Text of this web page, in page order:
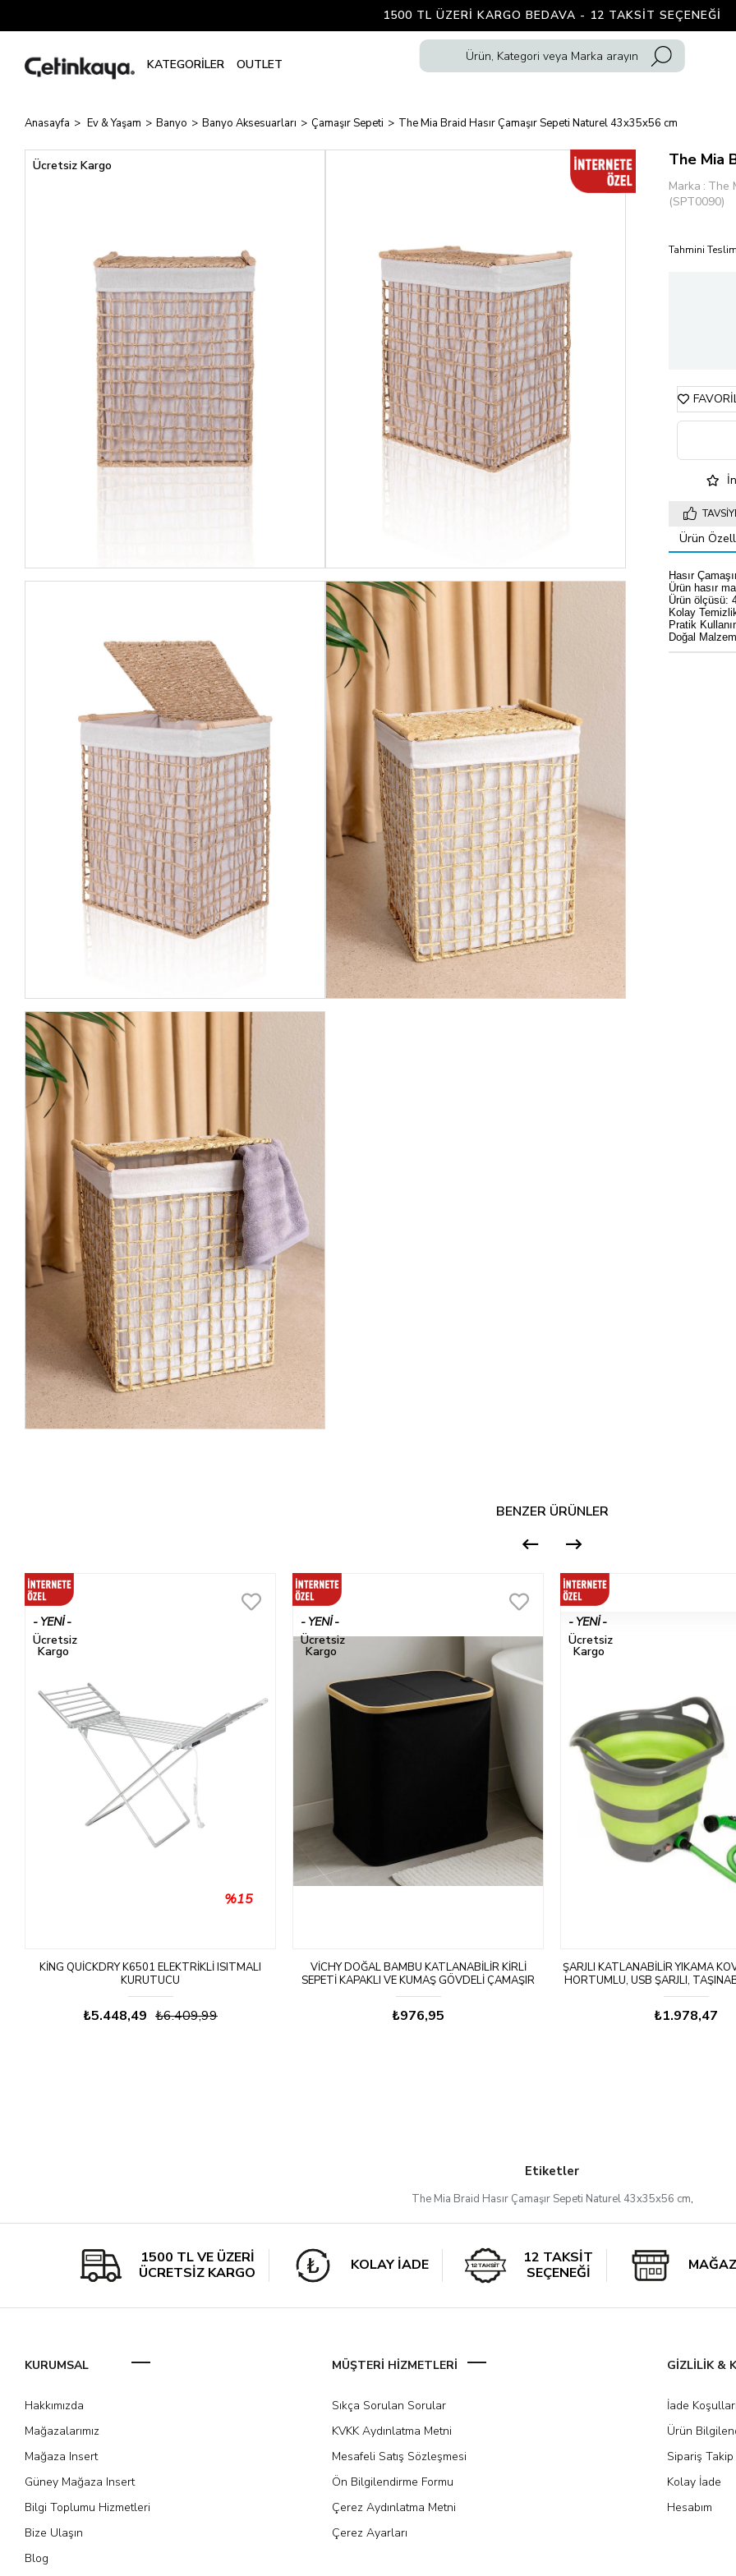
1500 TL ÜZERI KARGO BEDAVA - 12 TAKSIT SEÇENEĞI
Anasayfa Ev & Yaşam Banyo Banyo Aksesuarları Çamaşır Sepeti The Mia Braid Hasır Çamaşır Sepeti Naturel 43x35x56 cm
Ücretsiz Kargo The Mia
Marka : The
(SPT0090)
Tahmini
Ürün
Hasır
Ürün hasır
Ürün ölçüsü:
Kolay
Pratik
Doğal
BENZER ÜRÜNLER
KING QUICKDRY K6501 ELEKTRIKLI ISITMALI
KURUTUCU
₺5.448,49 ₺6.409,99
%15
YENI
ÜRÜN
Ücretsiz
Kargo
VICHY DOĞAL BAMBU KATLANABILIR KIRLI
SEPETI KAPAKLI VE KUMAŞ GÖVDELI ÇAMAŞIR
SEPETI (SIYAH) BR-6706
₺976,95
YENI
ÜRÜN
Ücretsiz
Kargo
ŞARJLI KATLANABILIR YIKAMA
HORTUMLU, USB ŞARJLI,
6560 YEŞİL
₺1.978,47
YENI
ÜRÜN
Ücretsiz
Kargo
Etiketler
The Mia Braid Hasır Çamaşır Sepeti Naturel 43x35x56 cm,
1500 TL VE ÜZERİ
ÜCRETSİZ KARGO
KOLAY İADE
12 TAKSİT
SEÇENEĞİ
KURUMSAL
Hakkımızda
Mağazalarımız
Mağaza Insert
Güney Mağaza Insert
Bilgi Toplumu Hizmetleri
Bize Ulaşın
Blog
MÜŞTERİ HİZMETLERİ
Sıkça Sorulan Sorular
KVKK Aydınlatma Metni
Mesafeli Satış Sözleşmesi
Ön Bilgilendirme Formu
Çerez Aydınlatma Metni
Çerez Ayarları
GİZLİLİK &
İade Koşulları
Ürün
Sipariş Takip
Kolay İade
Hesabım